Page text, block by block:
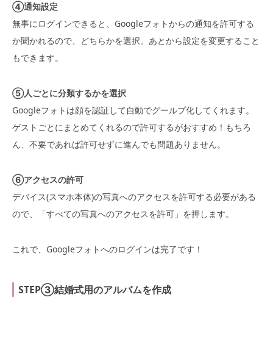
④通知設定
無事にログインできると、Googleフォトからの通知を許可する
か聞かれるので、どちらかを選択。あとから設定を変更すること
もできます。
⑤人ごとに分類するかを選択
Googleフォトは顔を認証して自動でグールプ化してくれます。
ゲストごとにまとめてくれるので許可するがおすすめ！もちろ
ん、不要であれば許可せずに進んでも問題ありません。
⑥アクセスの許可
デバイス(スマホ本体)の写真へのアクセスを許可する必要がある
ので、「すべての写真へのアクセスを許可」を押します。
これで、Googleフォトへのログインは完了です！
STEP③結婚式用のアルバムを作成